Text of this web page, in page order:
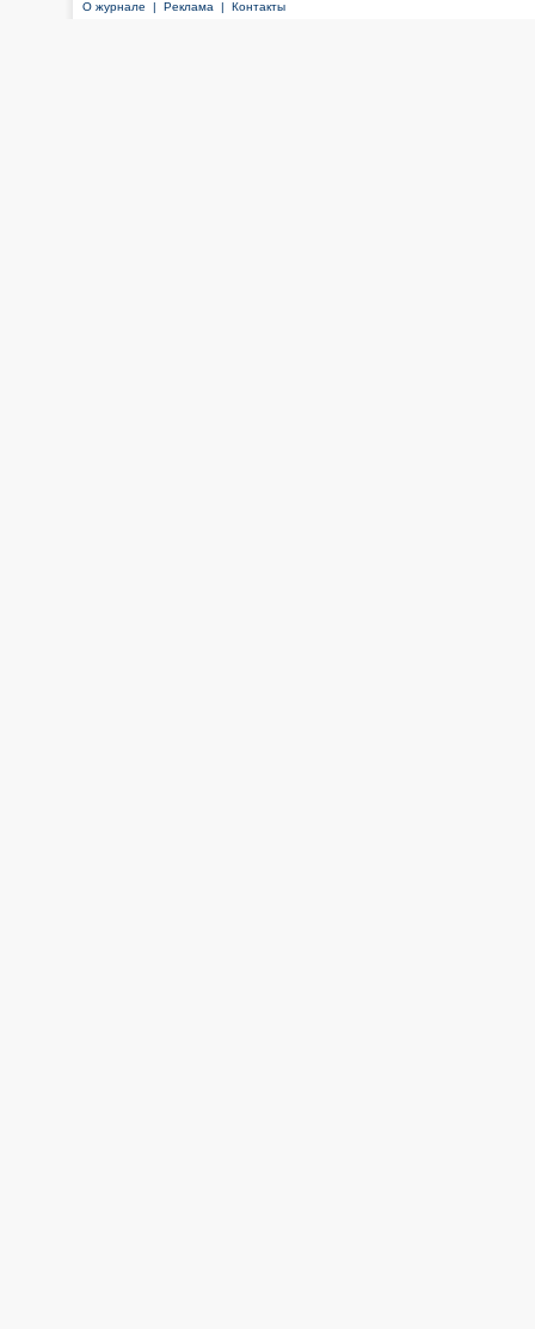
О журнале | Реклама | Контакты